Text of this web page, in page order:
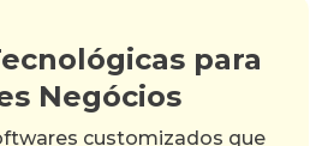
para
Negócios
customizados que